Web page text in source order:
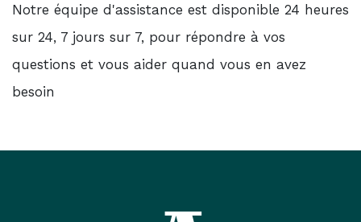
Notre équipe d'assistance est disponible 24 heures
sur 24, 7 jours sur 7, pour répondre à vos
questions et vous aider quand vous en avez
besoin